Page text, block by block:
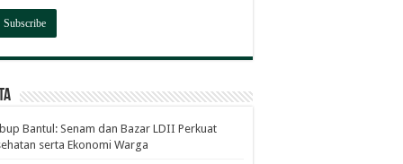
Bantul: Senam dan Bazar LDII Perkuat
serta Ekonomi Warga